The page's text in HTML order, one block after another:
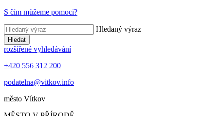
S čím můžeme pomoci?
Hledaný výraz
Hledat
rozšířené vyhledávání
+420 556 312 200
podatelna@vitkov.info
město Vítkov